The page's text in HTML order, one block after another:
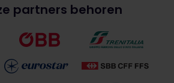
partners behoren